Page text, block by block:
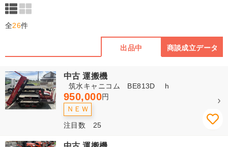
全26件
出品中 商談成立データ
中古 運搬機
筑水キャニコム BE813D h
950,000円
ＮＥＷ
注目数 25